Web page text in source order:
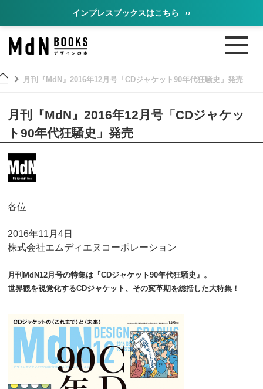
インプレスブックスはこちら ››
月刊『MdN』2016年12月号「CDジャケット90年代狂騒史」発売
月刊『MdN』2016年12月号「CDジャケッ
ト90年代狂騒史」発売
各位
2016年11月4日
株式会社エムディエヌコーポレーション
月刊MdN12月号の特集は『CDジャケット90年代狂騒史』。
世界観を視覚化するCDジャケット、その変革期を総括した大特集！